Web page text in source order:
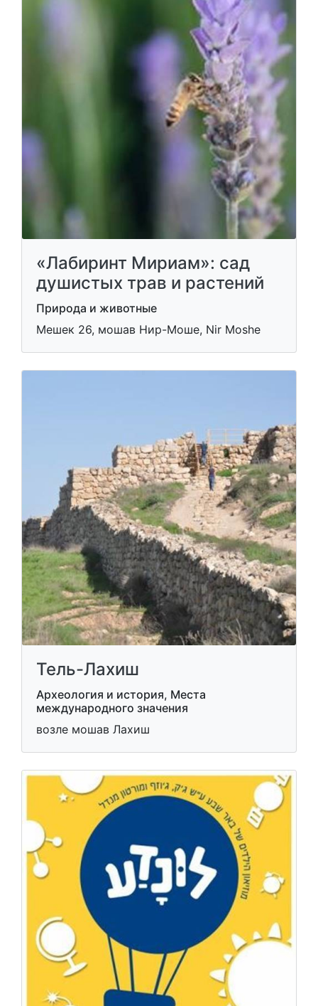
«Лабиринт Мириам»: сад
душистых трав и растений
Природа и животные
Мешек 26, мошав Нир-Моше, Nir Moshe
Тель-Лахиш
Археология и история, Места
международного значения
возле мошав Лахиш